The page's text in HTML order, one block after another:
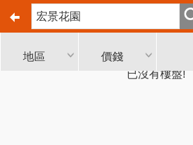
地區 價錢
已沒有樓盤!